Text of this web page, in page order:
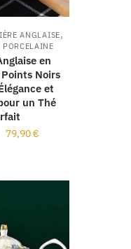
ANGLAISE,
PORCELAINE
en
Noirs
et
un Thé
79,90€